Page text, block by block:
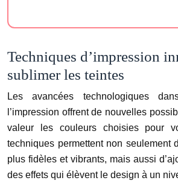
Techniques d’impression
sublimer les teintes
Les avancées technologiques
l’impression offrent de nouvelles
valeur les couleurs choisies pour
techniques permettent non seulement
plus fidèles et vibrants, mais aussi
des effets qui élèvent le design à un